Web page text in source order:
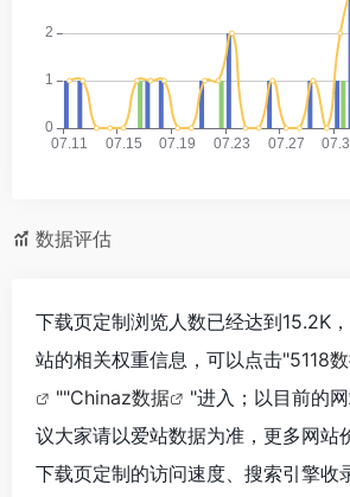
数据评估
下载页定制浏览人数已经达到15.2K
站的相关权重信息，可以点击"5118
""Chinaz数据
"进入；以目前的
议大家请以爱站数据为准，更多网站
下载页定制的访问速度、搜索引擎收